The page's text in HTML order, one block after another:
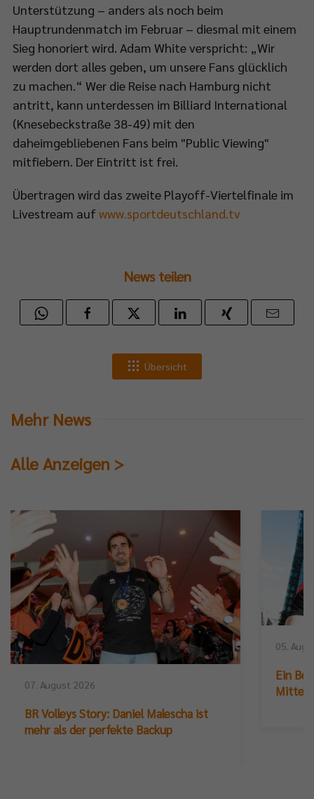
Unterstützung – anders als noch beim
Hauptrundenmatch im Februar – diesmal mit einem
Sieg honoriert wird. Adam White verspricht: „Wir
werden dort alles geben, um unsere Fans glücklich
zu machen.“ Wer die Reise nach Hamburg nicht
antritt, kann unterdessen im Billiard International
(Knesebeckstraße 38-49) mit den
daheimgebliebenen Fans beim "Public Viewing"
mitfiebern. Der Eintritt ist frei.
Übertragen wird das zweite Playoff-Viertelfinale im
Livestream auf www.sportdeutschland.tv
News teilen
Übersicht
Mehr News
Alle Anzeigen >
07. August 2026
BR Volleys Story: Daniel Malescha ist
mehr als der perfekte Backup
05.
Ein